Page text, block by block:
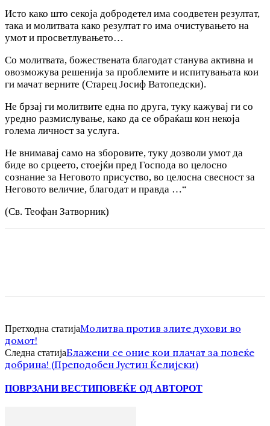
Исто како што секоја добродетел има соодветен резултат,
така и молитвата како резултат го има очистувањето на
умот и просветлувањето…
Со молитвата, божествената благодат станува активна и
овозможува решенија за проблемите и испитувањата кои
ги мачат верните (Старец Јосиф Ватопедски).
Не брзај ги молитвите една по друга, туку кажувај ги со
уредно размислување, како да се обраќаш кон некоја
голема личност за услуга.
Не внимавај само на зборовите, туку дозволи умот да
биде во срцеето, стоејќи пред Господа во целосно
сознание за Неговото присуство, во целосна свесност за
Неговото величие, благодат и правда …“
(Св. Теофан Затворник)
Претходна статијаМолитва против злите духови во
домот!
Следна статијаБлажени се оние кои плачат за повеќе
добрина! (Преподобен Јустин Ќелијски)
ПОВРЗАНИ ВЕСТИПОВЕЌЕ ОД АВТОРОТ